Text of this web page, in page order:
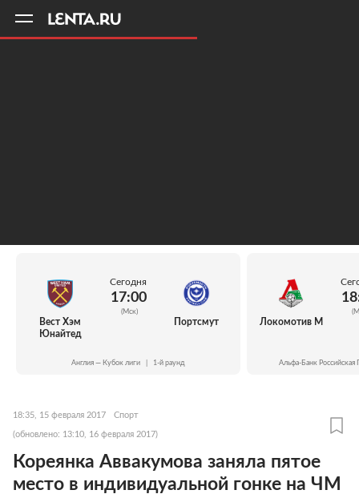
Вест Хэм
Юнайтед
Сегодня
17:00
(Мск)
Портсмут
Англия — Кубок лиги 1-й раунд
Локомотив М
Альфа-Банк Российская
18:35, 15 февраля 2017 Спорт
(обновлено: 13:10, 16 февраля 2017)
Кореянка Аввакумова заняла пятое
место в индивидуальной гонке на ЧМ